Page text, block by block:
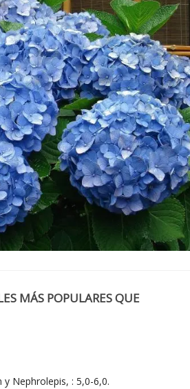
MÁS POPULARES QUE
Nephrolepis, : 5,0-6,0.